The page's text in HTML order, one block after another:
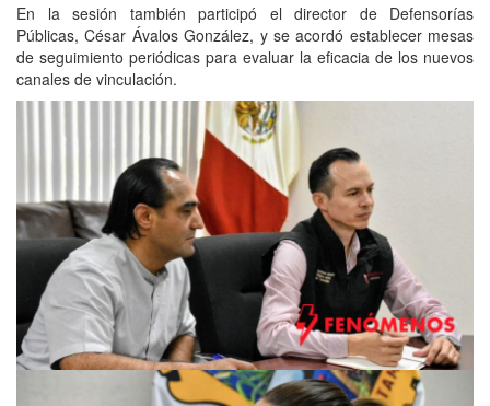
En la sesión también participó el director de Defensorías
Públicas, César Ávalos González, y se acordó establecer mesas
de seguimiento periódicas para evaluar la eficacia de los nuevos
canales de vinculación.